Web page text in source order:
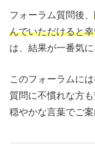
フォーラム質問後、
んでいただけると
は、結果が一番気
このフォーラムに
質問に不慣れな方
穏やかな言葉でご